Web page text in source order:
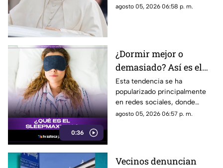
a Uruguay, Argentina y Perú.
agosto 05, 2026 06:58 p. m.
0:36
¿Dormir mejor o
demasiado? Así es el
‘sleepmaxxing’, la
obsesión por conseguir
el sueño perfecto
Esta tendencia se ha
popularizado principalmente
en redes sociales, donde
jóvenes comparten rutinas,
agosto 05, 2026 06:57 p. m.
Vecinos denuncian